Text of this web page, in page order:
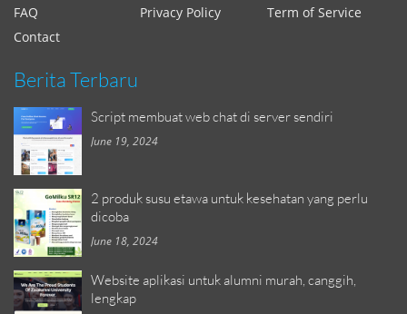
FAQ
Privacy Policy
Term of Service
Contact
Berita Terbaru
Script membuat web chat di server sendiri
June 19, 2024
2 produk susu etawa untuk kesehatan yang perlu
dicoba
June 18, 2024
Website aplikasi untuk alumni murah, canggih,
lengkap